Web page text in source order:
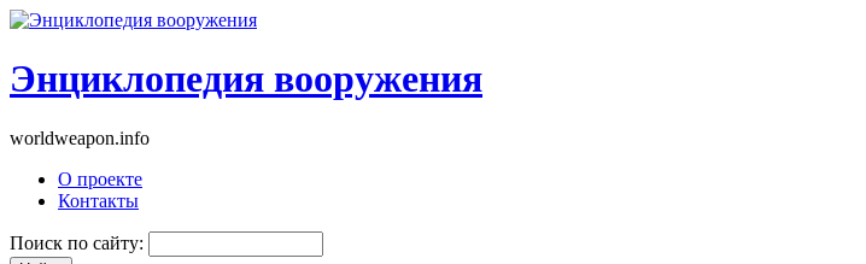
Энциклопедия вооружения
worldweapon.info
О проекте
Контакты
Поиск по сайту: